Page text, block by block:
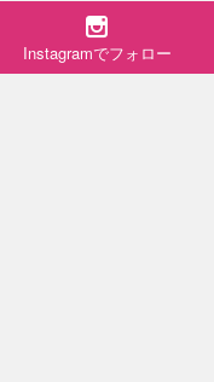
Instagramでフォロー